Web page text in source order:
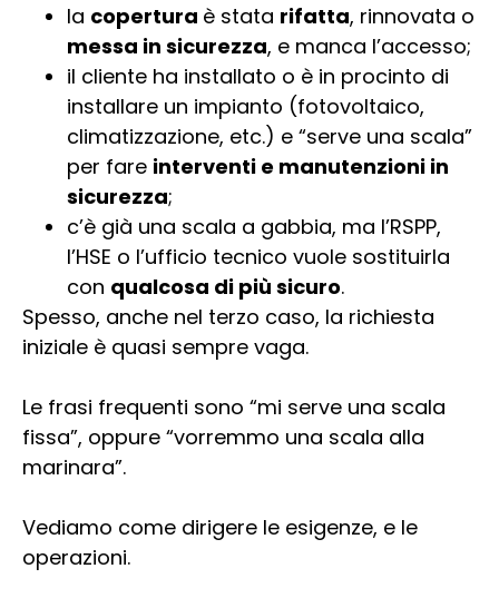
la copertura è stata rifatta, rinnovata o
messa in sicurezza, e manca l’accesso;
il cliente ha installato o è in procinto di
installare un impianto (fotovoltaico,
climatizzazione, etc.) e “serve una scala”
per fare interventi e manutenzioni in
sicurezza;
c’è già una scala a gabbia, ma l’RSPP,
l’HSE o l’ufficio tecnico vuole sostituirla
con qualcosa di più sicuro.
Spesso, anche nel terzo caso, la richiesta
iniziale è quasi sempre vaga.
Le frasi frequenti sono “mi serve una scala
fissa”, oppure “vorremmo una scala alla
marinara”.
Vediamo come dirigere le esigenze, e le
operazioni.